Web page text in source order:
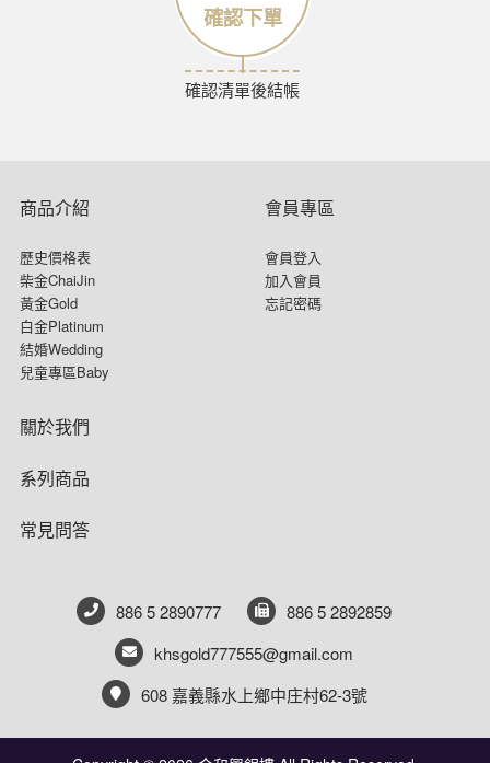
確認下單
確認清單後結帳
商品介紹
歷史價格表
柴金ChaiJin
黃金Gold
白金Platinum
結婚Wedding
兒童專區Baby
會員專區
會員登入
加入會員
忘記密碼
關於我們
系列商品
常見問答
886 5 2890777
886 5 2892859
khsgold777555@gmail.com
608 嘉義縣水上鄉中庄村62-3號